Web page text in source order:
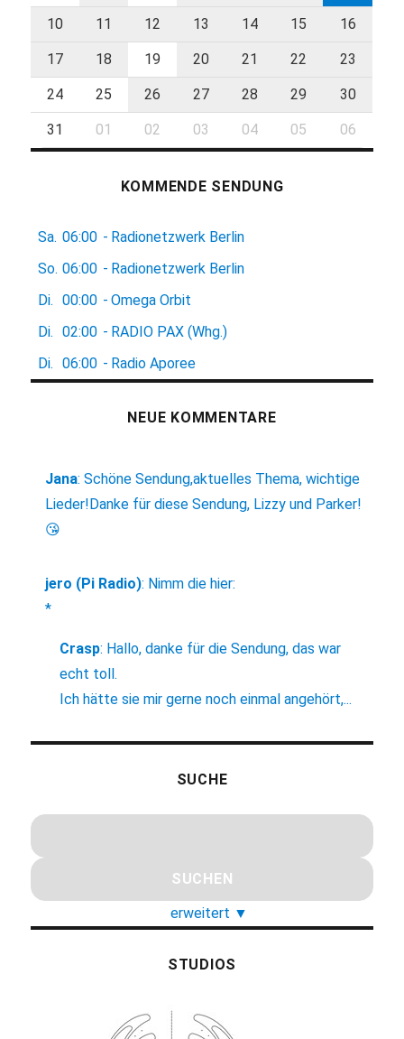
10 11 12 13 14 15 16
17 18 19 20 21 22 23
24 25 26 27 28 29 30
31 01 02 03 04 05 06
KOMMENDE SENDUNG
Sa. 06:00 - Radionetzwerk Berlin
So. 06:00 - Radionetzwerk Berlin
Di.
00:00 - Omega Orbit
Di.
02:00 - RADIO PAX (Whg.)
Di.
06:00 - Radio Aporee
NEUE KOMMENTARE
Jana:Schöne Sendung,aktuelles Thema, wichtige
Lieder!Danke für diese Sendung, Lizzy und Parker!
😘
jero (Pi Radio): Nimm die hier:
*
Crasp: Hallo, danke für die Sendung, das war
echt toll.
Ich hätte sie mir gerne noch einmal angehört,...
SUCHE
erweitert ▼
STUDIOS